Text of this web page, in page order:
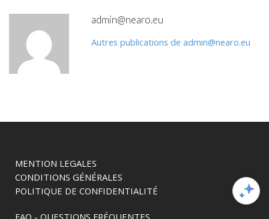
admin@nearo.eu
Autres publications de admin@nearo.eu
MENTION LEGALES
CONDITIONS GÉNÉRALES
POLITIQUE DE CONFIDENTIALITÉ
FAQ - QUESTIONS FRÉQUENTES